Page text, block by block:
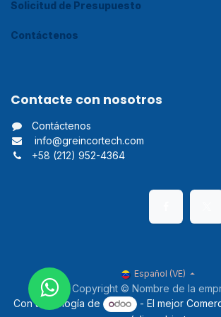
Solicitud de Presupuesto
Contáctenos
Contacte con nosotros
Contáctenos
info@greincortech.com
+58 (212) 952-4364
Copyright © Nombre de la
Español (VE)
Con tecnología de - El mejor